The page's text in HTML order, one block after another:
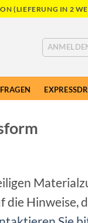
(LIEFERUNG IN 2
die Hinweise,